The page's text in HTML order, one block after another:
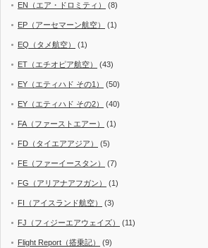
EN（エア・ドロミティ） (8)
EP（アーセマーン航空） (1)
EQ（タメ航空） (1)
ET（エチオピア航空） (43)
EY（エティハド その1） (50)
EY（エティハド その2） (40)
FA（ファーストエアー） (1)
FD（タイエアアジア） (5)
FE（ファーイースタン） (7)
FG（アリアナアフガン） (1)
FI（アイスランド航空） (3)
FJ（フィジーエアウェイズ） (11)
Flight Report（搭乗記） (9)